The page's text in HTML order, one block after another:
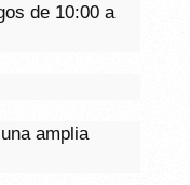
de 10:00 a
amplia